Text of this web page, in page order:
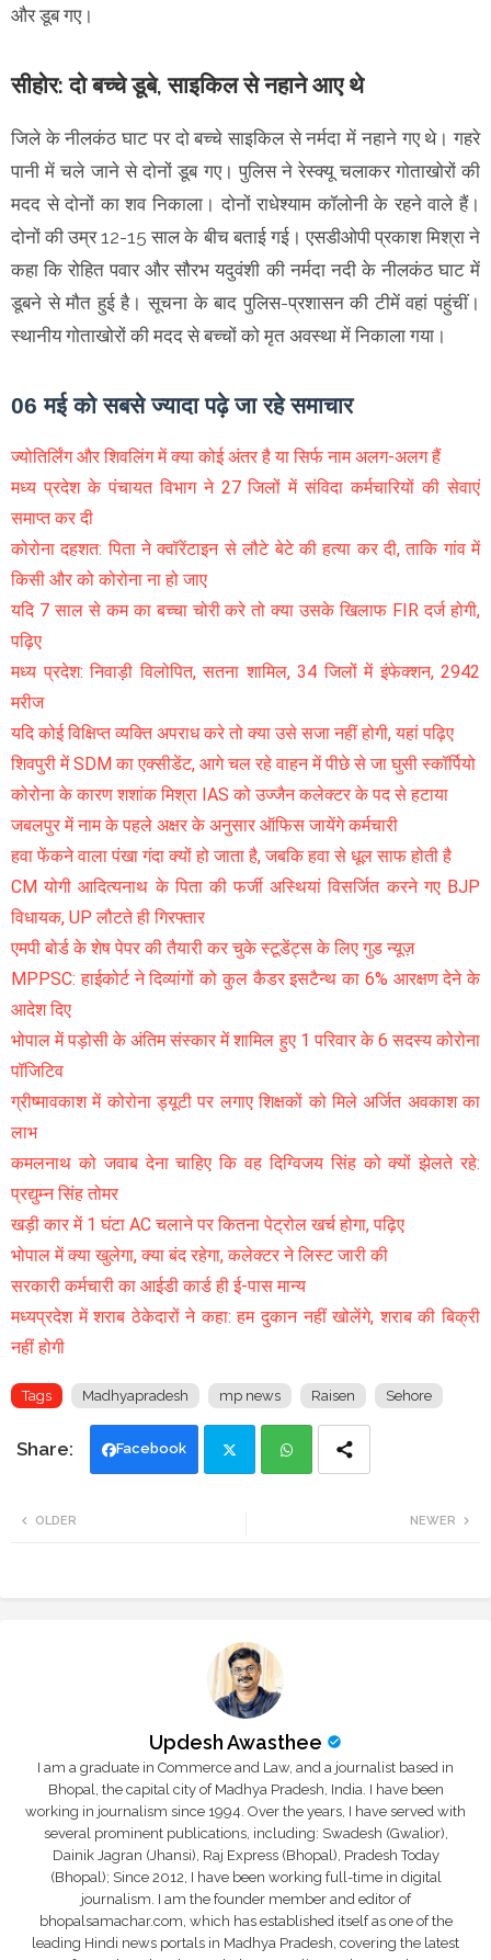
और डूब गए।
सीहोर: दो बच्चे डूबे, साइकिल से नहाने आए थे
जिले के नीलकंठ घाट पर दो बच्चे साइकिल से नर्मदा में नहाने गए थे। गहरे
पानी में चले जाने से दोनों डूब गए। पुलिस ने रेस्क्यू चलाकर गोताखोरों की
मदद से दोनों का शव निकाला। दोनों राधेश्याम कॉलोनी के रहने वाले हैं।
दोनों की उम्र 12-15 साल के बीच बताई गई। एसडीओपी प्रकाश मिश्रा ने
कहा कि रोहित पवार और सौरभ यदुवंशी की नर्मदा नदी के नीलकंठ घाट में
डूबने से मौत हुई है। सूचना के बाद पुलिस-प्रशासन की टीमें वहां पहुंचीं।
स्थानीय गोताखोरों की मदद से बच्चों को मृत अवस्था में निकाला गया।
06 मई को सबसे ज्यादा पढ़े जा रहे समाचार
ज्योतिर्लिंग और शिवलिंग में क्या कोई अंतर है या सिर्फ नाम अलग-अलग हैं
मध्य प्रदेश के पंचायत विभाग ने 27 जिलों में संविदा कर्मचारियों की सेवाएं
समाप्त कर दी
कोरोना दहशत: पिता ने क्वॉरेंटाइन से लौटे बेटे की हत्या कर दी, ताकि गांव में
किसी और को कोरोना ना हो जाए
यदि 7 साल से कम का बच्चा चोरी करे तो क्या उसके खिलाफ FIR दर्ज होगी,
पढ़िए
मध्य प्रदेश: निवाड़ी विलोपित, सतना शामिल, 34 जिलों में इंफेक्शन, 2942
मरीज
यदि कोई विक्षिप्त व्यक्ति अपराध करे तो क्या उसे सजा नहीं होगी, यहां पढ़िए
शिवपुरी में SDM का एक्सीडेंट, आगे चल रहे वाहन में पीछे से जा घुसी स्कॉर्पियो
कोरोना के कारण शशांक मिश्रा IAS को उज्जैन कलेक्टर के पद से हटाया
जबलपुर में नाम के पहले अक्षर के अनुसार ऑफिस जायेंगे कर्मचारी
हवा फेंकने वाला पंखा गंदा क्यों हो जाता है, जबकि हवा से धूल साफ होती है
CM योगी आदित्यनाथ के पिता की फर्जी अस्थियां विसर्जित करने गए BJP
विधायक, UP लौटते ही गिरफ्तार
एमपी बोर्ड के शेष पेपर की तैयारी कर चुके स्टूडेंट्स के लिए गुड न्यूज़
MPPSC: हाईकोर्ट ने दिव्यांगों को कुल कैडर इसटैन्थ का 6% आरक्षण देने के
आदेश दिए
भोपाल में पड़ोसी के अंतिम संस्कार में शामिल हुए 1 परिवार के 6 सदस्य कोरोना
पॉजिटिव
ग्रीष्मावकाश में कोरोना ड्यूटी पर लगाए शिक्षकों को मिले अर्जित अवकाश का
लाभ
कमलनाथ को जवाब देना चाहिए कि वह दिग्विजय सिंह को क्यों झेलते रहे:
प्रद्युम्न सिंह तोमर
खड़ी कार में 1 घंटा AC चलाने पर कितना पेट्रोल खर्च होगा, पढ़िए
भोपाल में क्या खुलेगा, क्या बंद रहेगा, कलेक्टर ने लिस्ट जारी की
सरकारी कर्मचारी का आईडी कार्ड ही ई-पास मान्य
मध्यप्रदेश में शराब ठेकेदारों ने कहा: हम दुकान नहीं खोलेंगे, शराब की बिक्री
नहीं होगी
Tags Madhyapradesh mp news Raisen Sehore
Facebook
NEWER
OLDER
Updesh Awasthee
I am a graduate in Commerce and Law, and a journalist based in
Bhopal, the capital city of Madhya Pradesh, India. I have been
working in journalism since 1994. Over the years, I have served with
several prominent publications, including: Swadesh (Gwalior),
Dainik Jagran (Jhansi), Raj Express (Bhopal), Pradesh Today
(Bhopal); Since 2012, I have been working full-time in digital
journalism. I am the founder member and editor of
bhopalsamachar.com, which has established itself as one of the
leading Hindi news portals in Madhya Pradesh, covering the latest